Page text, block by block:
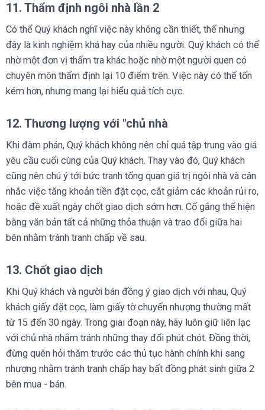
11. Thẩm định ngôi nhà lần 2
Có thể Quý khách nghĩ việc này không cần thiết, thế nhưng
đây là kinh nghiệm khá hay của nhiều người. Quý khách có thể
nhờ một đơn vị thẩm tra khác hoặc nhờ một người quen có
chuyên môn thẩm định lại 10 điểm trên. Việc này có thể tốn
kém hơn, nhưng mang lại hiểu quả tích cực.
12. Thương lượng với "chủ nhà
Khi đàm phán, Quý khách không nên chỉ quá tập trung vào giá
yêu cầu cuối cùng của Quý khách. Thay vào đó, Quý khách
cũng nên chú ý tới bức tranh tổng quan giá trị ngôi nhà và cân
nhắc việc tăng khoản tiền đặt cọc, cắt giảm các khoản rủi ro,
hoặc đề xuất ngày chốt giao dịch sớm hơn. Cố gắng thể hiện
bằng văn bản tất cả những thỏa thuận và trao đổi giữa hai
bên nhằm tránh tranh chấp về sau.
13. Chốt giao dịch
Khi Quý khách và người bán đồng ý giao dịch với nhau, Quý
khách giấy đặt cọc, làm giấy tờ chuyển nhượng thường mất
từ 15 đến 30 ngày. Trong giai đoạn này, hãy luôn giữ liên lạc
với chủ nhà nhằm tránh những thay đổi phút chót. Đồng thời,
đừng quên hỏi thăm trước các thủ tục hành chính khi sang
nhượng nhằm tránh tranh chấp hay bất đồng phát sinh giữa 2
bên mua - bán.